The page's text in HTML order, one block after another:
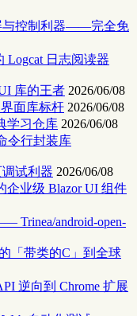
与控制利器——完全免
Logcat 日志阅读器
库的王者 2026/06/08
面库标杆 2026/06/08
学习仓库 2026/06/08
令行封装库
调试利器 2026/06/08
企业级 Blazor UI 组件
Trinea/android-open-
「带类的C」到全球
逆向到 Chrome 扩展